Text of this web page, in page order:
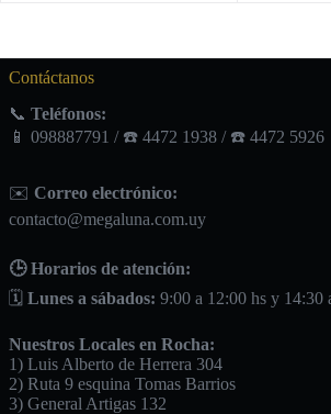
Contáctanos
📞 Teléfonos:
📱 098887791 / ☎️ 4472 1938 / ☎️ 4472 5926
✉️ Correo electrónico:
contacto@megaluna.com.uy
🕒 Horarios de atención:
🗓️ Lunes a sábados: 9:00 a 12:00 hs y 14:30
Nuestros Locales en Rocha:
1) Luis Alberto de Herrera 304
2) Ruta 9 esquina Tomas Barrios
3) General Artigas 132